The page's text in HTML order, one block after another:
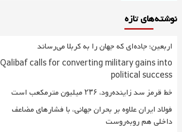
نوشته‌های تازه
اربعین؛ جاده‌ای که جهان را به کربلا می‌رساند
Qalibaf calls for converting military gains into
political success
خط قرمز سد زاینده‌رود، ۲۳۶ میلیون مترمکعب است
فولاد ایران علاوه بر بحران جهانی، با فشارهای مضاعف
داخلی هم روبه‌روست